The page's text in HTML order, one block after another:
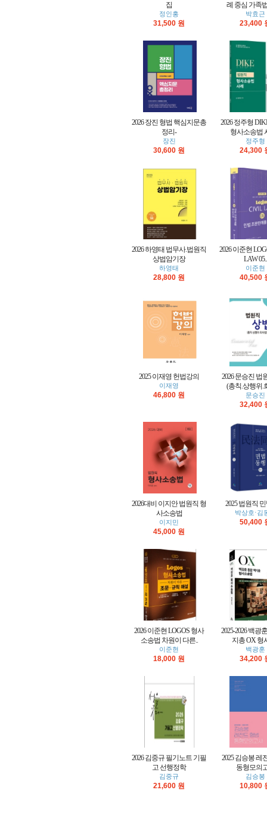
집
정인홍
31,500 원
례 중심 가족
박효근
23,400
2026 장진 형법 핵심지문총
정리-
장진
30,600 원
2026 정주형
형사소송법
정주형
24,300
2026 하영태 법무사.법원직
상법암기장
하영태
28,800 원
2026 이준현
LAW 05..
이준현
40,500
2025 이재영 헌법강의
이재영
46,800 원
2026 문승진 법
(총칙.상행위.
문승진
32,400
2026대비 이지안 법원직 형
사소송법
이지민
45,000 원
2025 법원직
박상호⋅김
50,400
2026 이준현 LOGOS 형사
소송법 차원이 다른..
이준현
18,000 원
2025-2026 백광
지총 OX 형
백광훈
34,200
2026 김중규 필기노트 기필
고 선행정학
김중규
21,600 원
2025 김승봉 레
동형모의
김승봉
10,800